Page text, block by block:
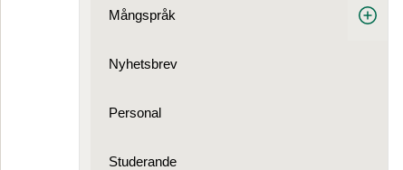
Mångspråk
Nyhetsbrev
Personal
Studerande